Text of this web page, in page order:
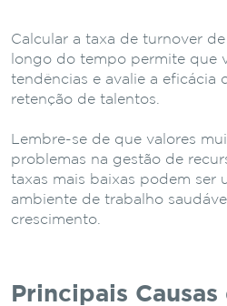
Calcular a taxa de turnover
longo do tempo permite que
tendências e avalie a eficácia
retenção de talentos.
Lembre-se de que valores
problemas na gestão de
taxas mais baixas podem ser
ambiente de trabalho
crescimento.
Principais